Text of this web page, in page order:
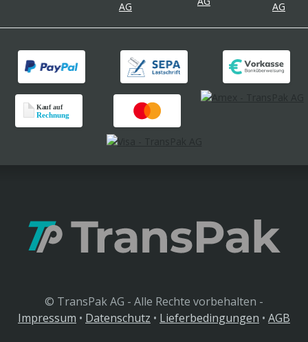
© TransPak AG - Alle Rechte vorbehalten -
Impressum • Datenschutz • Lieferbedingungen • AGB